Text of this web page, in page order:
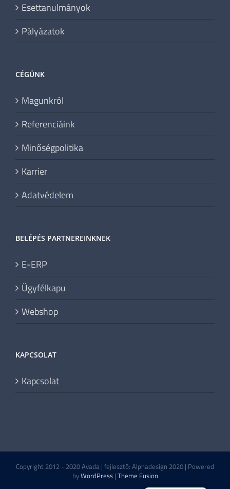
Esettanulmányok
Pályázatok
CÉGÜNK
Magunkról
Referenciáink
Minőségpolitika
Karrier
Adatvédelem
BELÉPÉS PARTNEREINKNEK
E-ERP
Ügyfélkapu
Webshop
KAPCSOLAT
Kapcsolat
Copyright 2012 - 2020 Avada | fejlesztő: Alphadesign 2020 | Powered
byWordPress| Theme Fusion